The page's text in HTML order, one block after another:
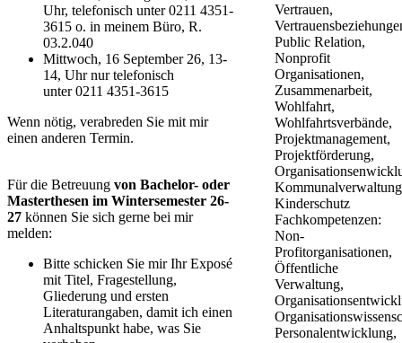
Uhr, telefonisch unter 0211 4351-
3615 o. in meinem Büro, R.
03.2.040
Mittwoch, 16 September 26, 13-
14, Uhr nur telefonisch
unter 0211 4351-3615​​​
​Wenn nötig, verabreden Sie mit mir
einen anderen Termin.​
Für die Betreuung von Bachelor- oder
Masterthesen im Wintersemester 26-
27 können Sie sich gerne bei mir
melden:
Bitte schicken Sie mir Ihr Exposé
mit Titel, Fragestellung,
Gliederung und ersten
Literaturangaben, damit ich einen
Anhaltspunkt habe, was Sie
Vertrauen,
Public Relation,
Nonprofit
Organisationen,
Zusammenarbeit,
Wohlfahrt,
Wohlfahrtsverbände,
Projektmanagement,
Projektförderung,
Kinderschutz
Fachkompetenzen:
Non-
Profitorganisationen,
Öffentliche
Verwaltung,
Personalentwicklung,